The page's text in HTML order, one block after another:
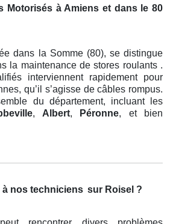
Motorisés à Amiens et dans le 80
dans la Somme (80), se distingue
la maintenance de stores roulants .
interviennent rapidement pour
qu’il s’agisse de câbles rompus.
du département, incluant les
, Albert, Péronne, et bien
à nos techniciens sur Roisel ?